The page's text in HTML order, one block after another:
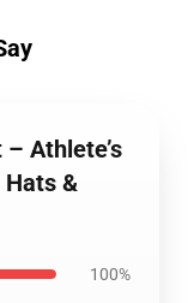
Athlete’s
&
100%